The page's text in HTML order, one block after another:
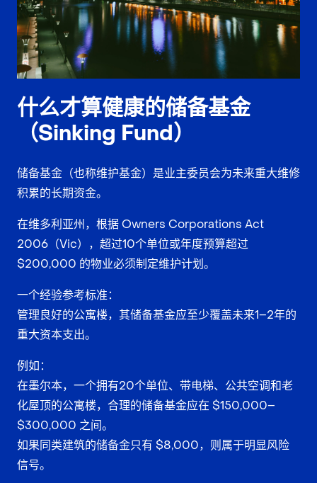
什么才算健康的储备基金
（Sinking Fund）
储备基金（也称维护基金）是业主委员会为未来重大维修
积累的长期资金。
在维多利亚州，根据 Owners Corporations Act
2006（Vic），超过10个单位或年度预算超过
$200,000 的物业必须制定维护计划。
一个经验参考标准：
管理良好的公寓楼，其储备基金应至少覆盖未来1–2年的
重大资本支出。
例如：
在墨尔本，一个拥有20个单位、带电梯、公共空调和老
化屋顶的公寓楼，合理的储备基金应在 $150,000–
$300,000 之间。
如果同类建筑的储备金只有 $8,000，则属于明显风险
信号。